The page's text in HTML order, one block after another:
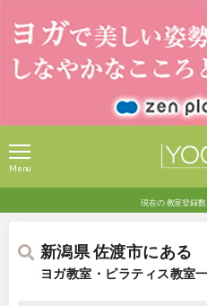
現在の教室登録数
Menu
新潟県 佐渡市にある
ヨガ教室・ピラティス教室